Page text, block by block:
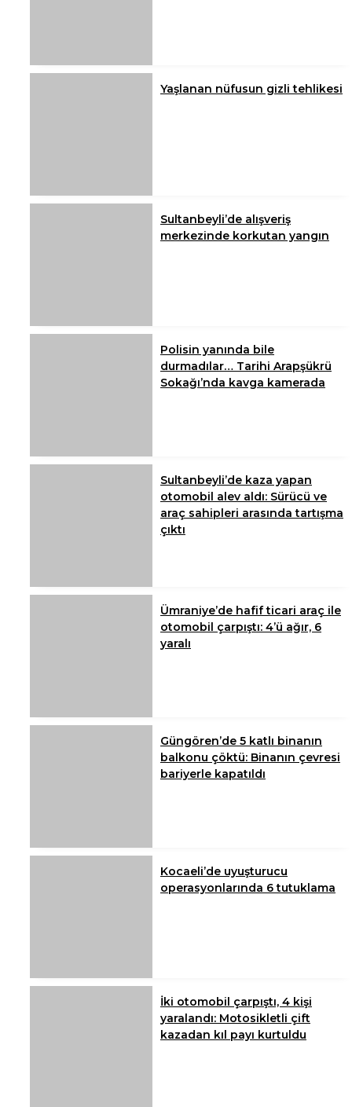
Yaşlanan nüfusun gizli tehlikesi
Sultanbeyli’de alışveriş
merkezinde korkutan yangın
Polisin yanında bile
durmadılar… Tarihi Arapşükrü
Sokağı’nda kavga kamerada
Sultanbeyli’de kaza yapan
otomobil alev aldı: Sürücü ve
araç sahipleri arasında tartışma
çıktı
Ümraniye’de hafif ticari araç ile
otomobil çarpıştı: 4’ü ağır, 6
yaralı
Güngören’de 5 katlı binanın
balkonu çöktü: Binanın çevresi
bariyerle kapatıldı
Kocaeli’de uyuşturucu
operasyonlarında 6 tutuklama
İki otomobil çarpıştı, 4 kişi
yaralandı: Motosikletli çift
kazadan kıl payı kurtuldu